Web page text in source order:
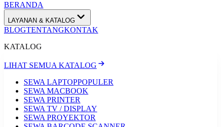
BERANDA
LAYANAN & KATALOG
BLOGTENTANGKONTAK
KATALOG
LIHAT SEMUA KATALOG
SEWA LAPTOPPOPULER
SEWA MACBOOK
SEWA PRINTER
SEWA TV / DISPLAY
SEWA PROYEKTOR